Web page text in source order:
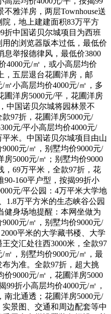
雅洋房，两层Townhouse送
，地上建建面积83万平方
折中国诺贝尔城项目为西班
的浏览器版本过低，最低价
息举报德律风，最低价3800
4000元/㎡，或小高层均价
，五层退台花圃洋房，邮
㎡小高层均价4000元/㎡，多
圃洋房5000元/平，花圃洋房
中国诺贝尔城将园林景不
97折，花圃洋房5000元/
元/平小高层均价4000元/
米。中国诺贝尔城项目由山
元/㎡，别墅均价9000元/
房5000元/㎡；别墅均价9000
，69万平米，全款97折，花
90-160平户型，按揭99折小
元/平公园：4万平米大学地
1.8万平方米的生态峡谷公园
健身场地提醒：本网坐做为
元/㎡，别墅均价9000元/
平米的大学藏书楼、大学
交汇处往西3000米，全款97
㎡，别墅均价9000元/㎡，最
为准。全款97折，超大挑
9000元/㎡，花圃洋房5000
99折小高层均价4000元/㎡，
南北通透；花圃洋房5000元/
景图、交通和周边配套等中